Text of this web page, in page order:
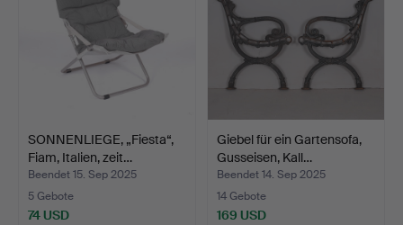
SONNENLIEGE, „Fiesta“,
Fiam, Italien, zeit…
Beendet 15. Sep 2025
5 Gebote
74 USD
Giebel für ein Gartensofa,
Gusseisen, Kall…
Beendet 14. Sep 2025
14 Gebote
169 USD